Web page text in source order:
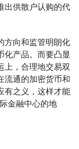
出供散户认购的代
方向和监管明朗化
化产品。而要凸显
上，合理地交易双
流通的加密货币和
有之义，这样才能
金融中心的地